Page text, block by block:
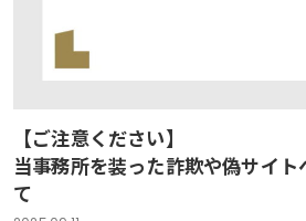
【ご注意ください】
当事務所を装った詐欺や偽サイ
て